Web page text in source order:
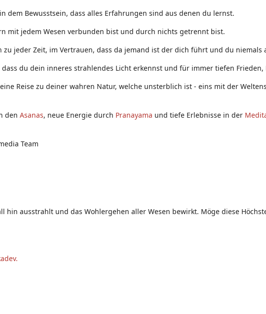
dem Bewusstsein, dass alles Erfahrungen sind aus denen du lernst.
mit jedem Wesen verbunden bist und durch nichts getrennt bist.
jeder Zeit, im Vertrauen, dass da jemand ist der dich führt und du niemals
du dein inneres strahlendes Licht erkennst und für immer tiefen
Reise zu deiner wahren Natur, welche unsterblich ist - eins mit der
den Asanas, neue Energie durch Pranayama und tiefe Erlebnisse in der
Team
hin ausstrahlt und das Wohlergehen aller Wesen bewirkt. Möge diese